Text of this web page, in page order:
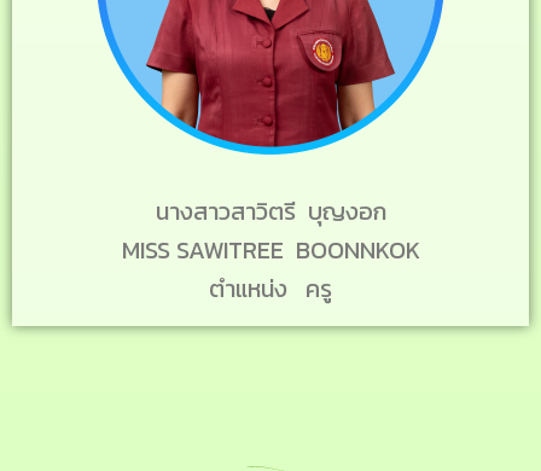
นางสาวสาวิตรี บุญงอก
MISS SAWITREE BOONNKOK
ตำแหน่ง ครู